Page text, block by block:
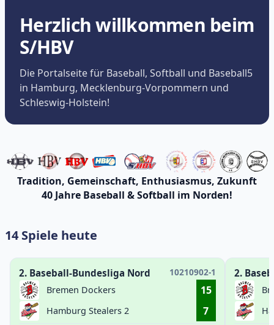
Herzlich willkommen beim
S/HBV
Die Portalseite für Baseball, Softball und Baseball5
in Hamburg, Mecklenburg-Vorpommern und
Schleswig-Holstein!
Tradition, Gemeinschaft, Enthusiasmus, Zukunft
40 Jahre Baseball & Softball im Norden!
14 Spiele heute
2. Baseball-Bundesliga Nord
10210902-1
Bremen Dockers
15
Hamburg Stealers 2 7
2.